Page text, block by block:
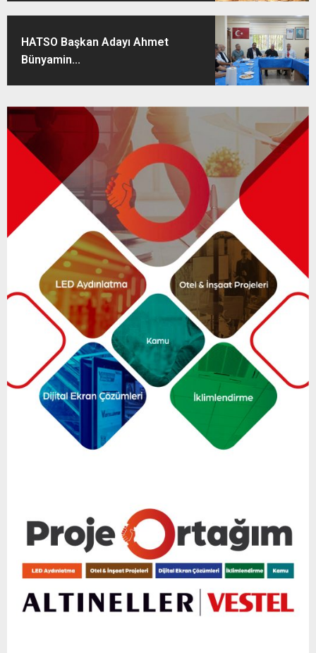
HATSO Başkan Adayı Ahmet
Bünyamin...